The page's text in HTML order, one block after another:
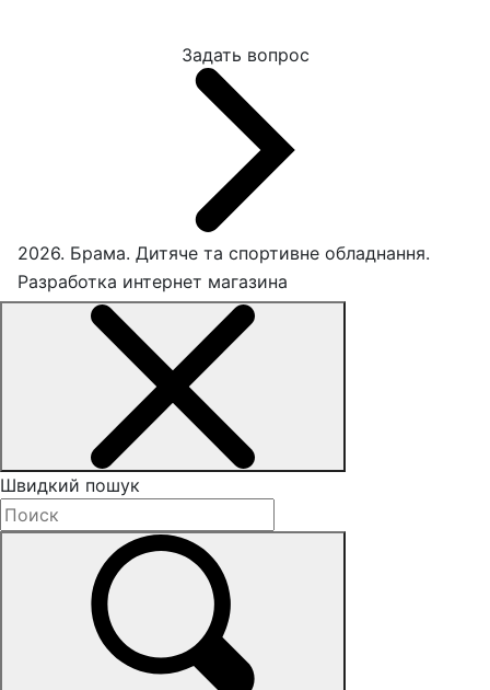
Задать вопрос
2026. Брама. Дитяче та спортивне обладнання.
Разработка интернет магазина
Швидкий пошук